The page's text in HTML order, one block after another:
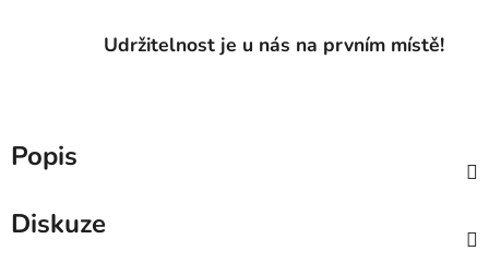
Udržitelnost je u nás na prvním místě!
Popis
Diskuze